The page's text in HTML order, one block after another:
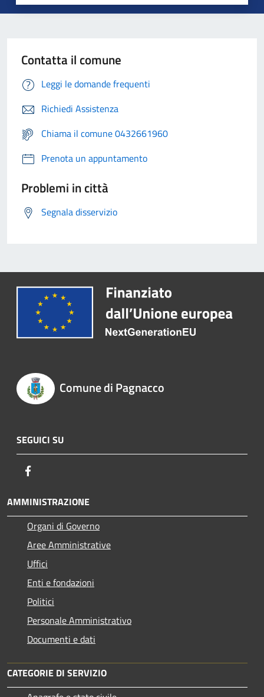
Contatta il comune
Leggi le domande frequenti
Richiedi Assistenza
Chiama il comune 0432661960
Prenota un appuntamento
Problemi in città
Segnala disservizio
Comune di Pagnacco
SEGUICI SU
AMMINISTRAZIONE
Organi di Governo
Aree Amministrative
Uffici
Enti e fondazioni
Politici
Personale Amministrativo
Documenti e dati
CATEGORIE DI SERVIZIO